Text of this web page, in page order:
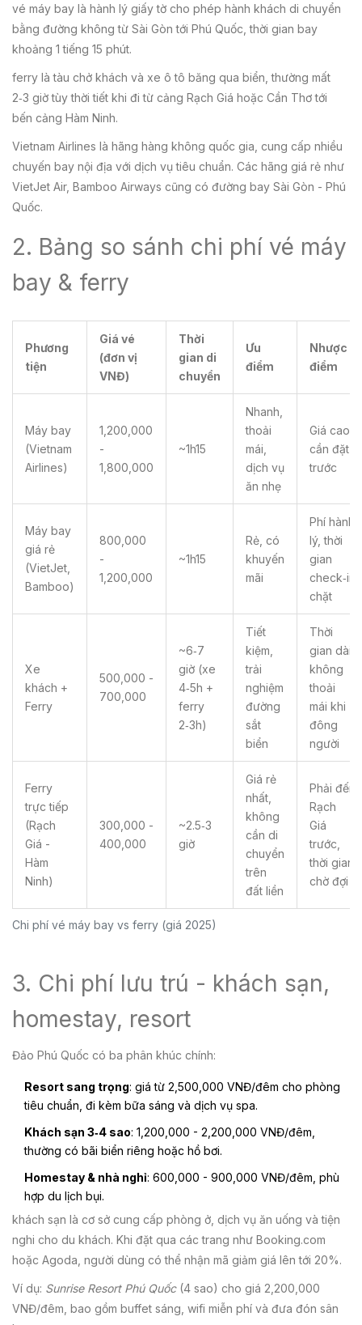
vé máy bay là hành lý giấy tờ cho phép hành khách di chuyển
bằng đường không từ Sài Gòn tới Phú Quốc, thời gian bay
khoảng 1 tiếng 15 phút.
ferry làtàu chở khách và xe ô tô băng qua biển, thường mất
2‑3 giờ tùy thời tiết khi đi từ cảng Rạch Giá hoặc Cần Thơ tới
bến cảng Hàm Ninh.
Vietnam Airlines là hãng hàng không quốc gia, cung cấp nhiều
chuyến bay nội địa với dịch vụ tiêu chuẩn. Các hãng giá rẻ như
VietJet Air, Bamboo Airways cũng có đường bay Sài Gòn - Phú
Quốc.
2. Bảng so sánh chi phí vé máy
bay & ferry
Chi phí vé máy bay vs ferry (giá 2025)
Phương
tiện
Giá vé
(đơn vị
VNĐ)
Thời
gian di
chuyển
Ưu
điểm
Nhược
điểm
Máy bay
(Vietnam
Airlines)
1,200,000
-
1,800,000
~1h15
Nhanh,
thoải
mái,
dịch vụ
ăn nhẹ
Giá cao,
cần đặt
trước
Máy bay
giá rẻ
(VietJet,
Bamboo)
800,000
-
1,200,000
~1h15
Rẻ, có
khuyến
mãi
Phí hành
lý, thời
gian
check‑in
chặt
Xe
khách +
Ferry
500,000 -
700,000
~6‑7
giờ (xe
4‑5h +
ferry
2‑3h)
Tiết
kiệm,
trải
nghiệm
đường
sắt
biển
Thời
gian dài,
không
thoải
mái khi
đông
người
Ferry
trực tiếp
(Rạch
Giá -
Hàm
Ninh)
300,000 -
400,000
~2.5‑3
giờ
Giá rẻ
nhất,
không
cần di
chuyển
trên
đất liền
Phải đến
Rạch
Giá
trước,
thời gian
chờ đợi
3. Chi phí lưu trú - khách sạn,
homestay, resort
Đảo Phú Quốc có ba phân khúc chính:
Resort sang trọng: giá từ 2,500,000 VNĐ/đêm cho phòng
tiêu chuẩn, đi kèm bữa sáng và dịch vụ spa.
Khách sạn 3‑4 sao: 1,200,000 - 2,200,000 VNĐ/đêm,
thường có bãi biển riêng hoặc hồ bơi.
Homestay & nhà nghỉ: 600,000 - 900,000 VNĐ/đêm, phù
hợp du lịch bụi.
khách sạn là cơ sở cung cấp phòng ở, dịch vụ ăn uống và tiện
nghi cho du khách. Khi đặt qua các trang như Booking.com
hoặc Agoda, người dùng có thể nhận mã giảm giá lên tới 20%.
Ví dụ: Sunrise Resort Phú Quốc(4 sao) cho giá 2,200,000
VNĐ/đêm, bao gồm buffet sáng, wifi miễn phí và đưa đón sân